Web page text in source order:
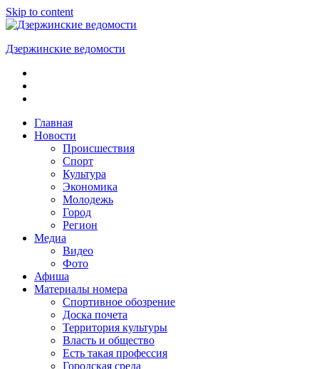
Skip to content
Дзержинские ведомости
ОБЩЕСТВЕННО-
ПОЛИТИЧЕСКАЯ
ГАЗЕТАГлавная
Новости
Происшествия
Спорт
Культура
Экономика
Молодежь
Город
Регион
Медиа
Видео
Фото
Афиша
Материалы номера
Спортивное обозрение
Доска почета
Территория культуры
Власть и общество
Есть такая профессия
Городская среда